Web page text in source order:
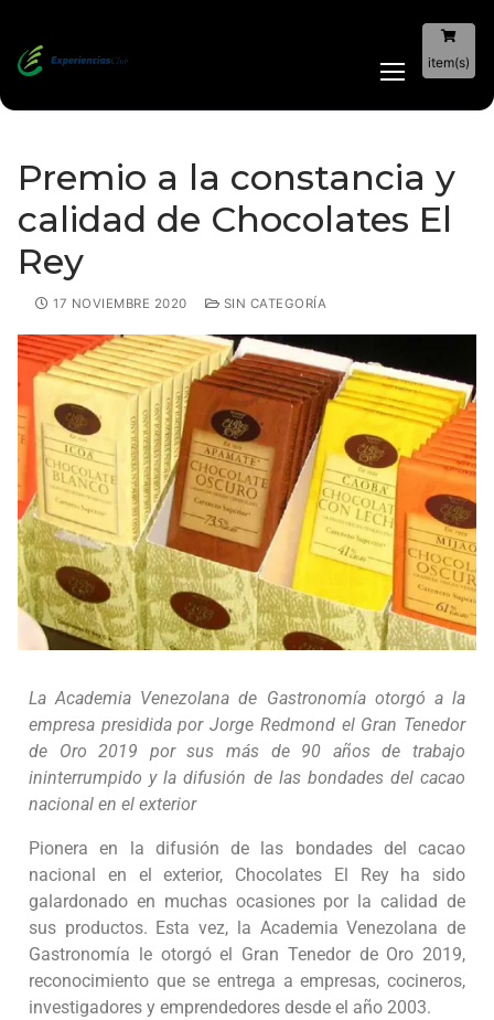
item(s)
Premio a la constancia y
calidad de Chocolates El
Rey
17 NOVIEMBRE 2020 SIN CATEGORÍA
La Academia Venezolana de Gastronomía otorgó a la
empresa presidida por Jorge Redmond el Gran Tenedor
de Oro 2019 por sus más de 90 años de trabajo
ininterrumpido y la difusión de las bondades del cacao
nacional en el exterior
Pionera en la difusión de las bondades del cacao
nacional en el exterior, Chocolates El Rey ha sido
galardonado en muchas ocasiones por la calidad de
sus productos. Esta vez, la Academia Venezolana de
Gastronomía le otorgó el Gran Tenedor de Oro 2019,
reconocimiento que se entrega a empresas, cocineros,
investigadores y emprendedores desde el año 2003.